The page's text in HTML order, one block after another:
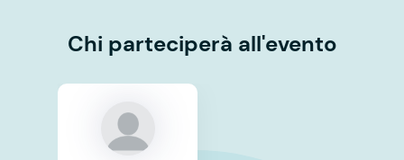
Chi parteciperà all'evento